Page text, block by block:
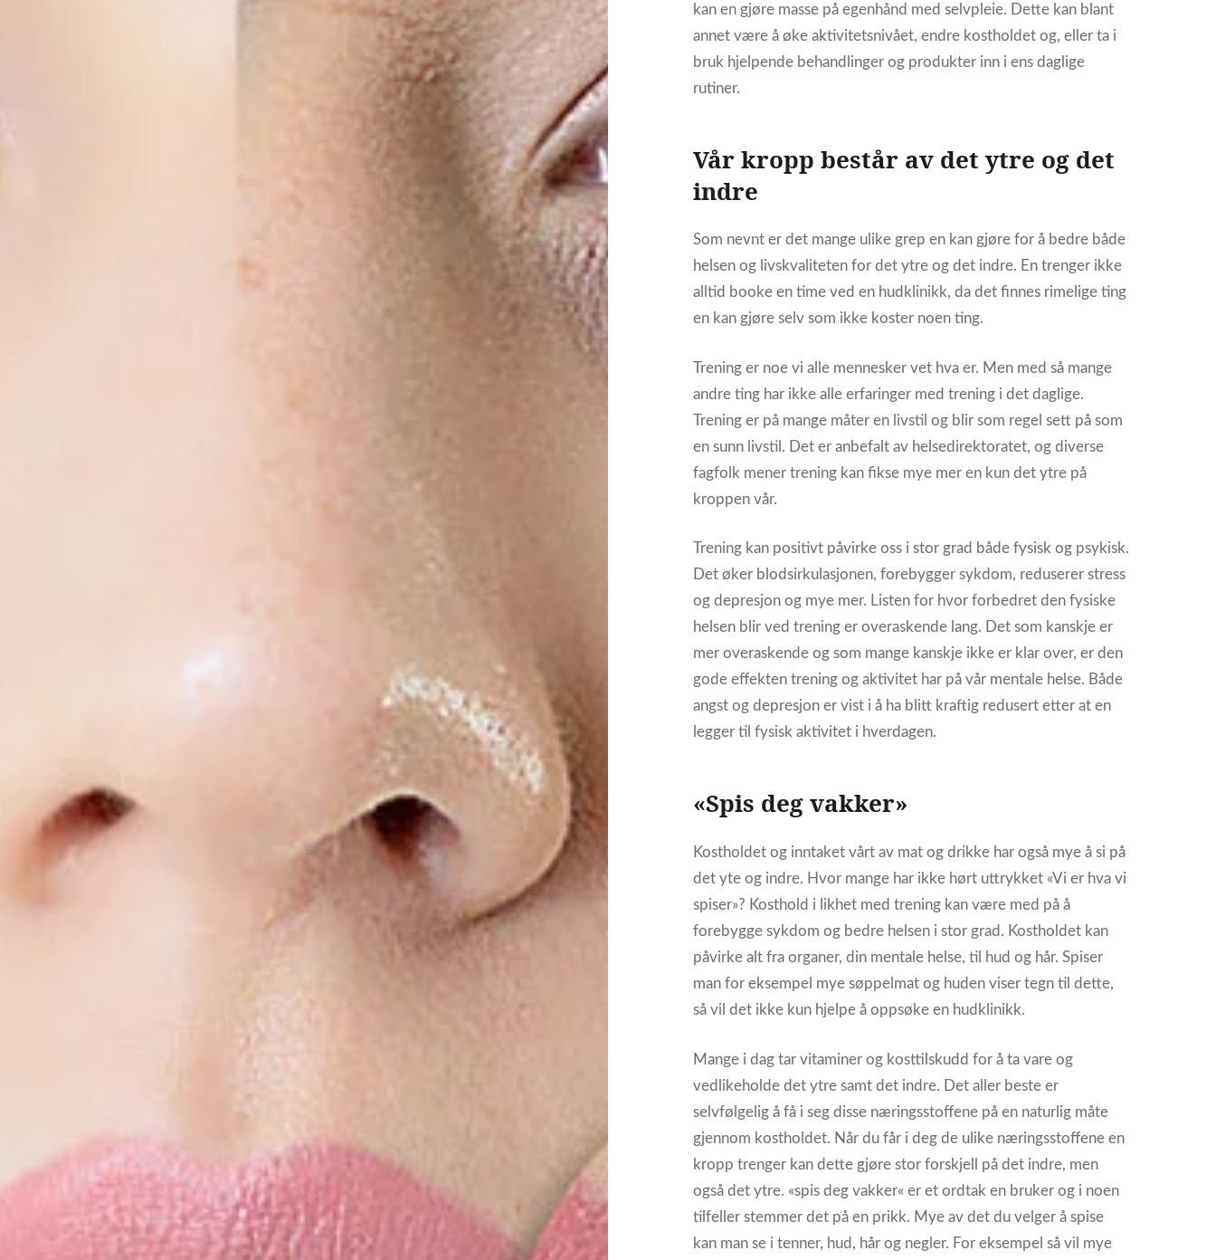
kan en gjøre masse på egenhånd med selvpleie. Dette kan blant
annet være å øke aktivitetsnivået, endre kostholdet og, eller ta i
bruk hjelpende behandlinger og produkter inn i ens daglige
rutiner.
Vår kropp består av det ytre og det
indre
Som nevnt er det mange ulike grep en kan gjøre for å bedre både
helsen og livskvaliteten for det ytre og det indre. En trenger ikke
alltid booke en time ved en hudklinikk, da det finnes rimelige ting
en kan gjøre selv som ikke koster noen ting.
Trening er noe vi alle mennesker vet hva er. Men med så mange
andre ting har ikke alle erfaringer med trening i det daglige.
Trening er på mange måter en livstil og blir som regel sett på som
en sunn livstil. Det er anbefalt av helsedirektoratet, og diverse
fagfolk mener trening kan fikse mye mer en kun det ytre på
kroppen vår.
Trening kan positivt påvirke oss i stor grad både fysisk og psykisk.
Det øker blodsirkulasjonen, forebygger sykdom, reduserer stress
og depresjon og mye mer. Listen for hvor forbedret den fysiske
helsen blir ved trening er overaskende lang. Det som kanskje er
mer overaskende og som mange kanskje ikke er klar over, er den
gode effekten trening og aktivitet har på vår mentale helse. Både
angst og depresjon er vist i å ha blitt kraftig redusert etter at en
legger til fysisk aktivitet i hverdagen.
«Spis deg vakker»
Kostholdet og inntaket vårt av mat og drikke har også mye å si på
det yte og indre. Hvor mange har ikke hørt uttrykket «Vi er hva vi
spiser»? Kosthold i likhet med trening kan være med på å
forebygge sykdom og bedre helsen i stor grad. Kostholdet kan
påvirke alt fra organer, din mentale helse, til hud og hår. Spiser
man for eksempel mye søppelmat og huden viser tegn til dette,
så vil det ikke kun hjelpe å oppsøke en hudklinikk.
Mange i dag tar vitaminer og kosttilskudd for å ta vare og
vedlikeholde det ytre samt det indre. Det aller beste er
selvfølgelig å få i seg disse næringsstoffene på en naturlig måte
gjennom kostholdet. Når du får i deg de ulike næringsstoffene en
kropp trenger kan dette gjøre stor forskjell på det indre, men
også det ytre. «spis deg vakker« er et ordtak en bruker og i noen
tilfeller stemmer det på en prikk. Mye av det du velger å spise
kan man se i tenner, hud, hår og negler. For eksempel så vil mye